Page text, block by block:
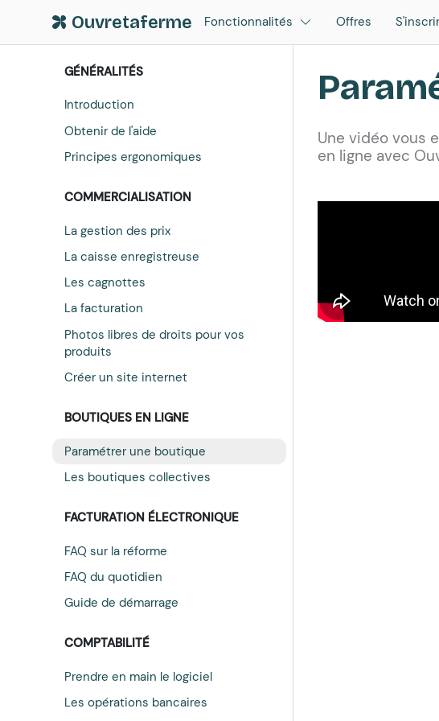
Ouvretaferme Fonctionnalités Offres
GÉNÉRALITÉS
Introduction
Obtenir de l'aide
Principes ergonomiques
COMMERCIALISATION
La gestion des prix
La caisse enregistreuse
Les cagnottes
La facturation
Photos libres de droits pour vos
produits
Créer un site internet
BOUTIQUES EN LIGNE
Paramétrer une boutique
Les boutiques collectives
FACTURATION ÉLECTRONIQUE
FAQ sur la réforme
FAQ du quotidien
Guide de démarrage
COMPTABILITÉ
Prendre en main le logiciel
Les opérations bancaires
Une vidéo vous
en ligne avec